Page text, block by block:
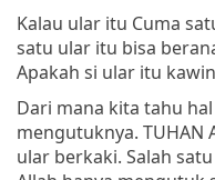
Kalau ular itu Cuma
satu ular itu bisa
Apakah si ular itu
Dari mana kita tahu
mengutuknya. TUHAN
ular berkaki. Salah